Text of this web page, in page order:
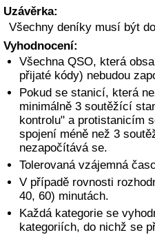
Uzávěrka:
Všechny deníky musí být
Vyhodnocení:
Všechna QSO, která
přijaté kódy) nebudou
Pokud se stanicí, která
minimálně 3 soutěžící
kontrolu" a protistanicím
spojení méně než 3
nezapočítává se.
Tolerovaná vzájemná
V případě rovnosti
40, 60) minutách.
Každá kategorie se
kategoriích, do nichž se